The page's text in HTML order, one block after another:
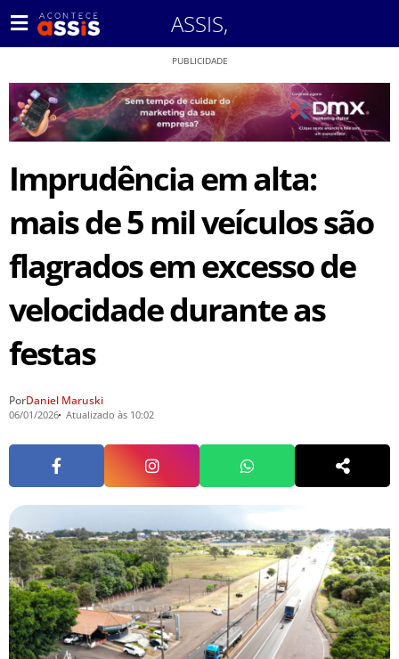
ASSIS,
PUBLICIDADE
Imprudência em alta:
mais de 5 mil veículos são
flagrados em excesso de
velocidade durante as
festas
PorDaniel Maruski
06/01/2026 Atualizado às 10:02